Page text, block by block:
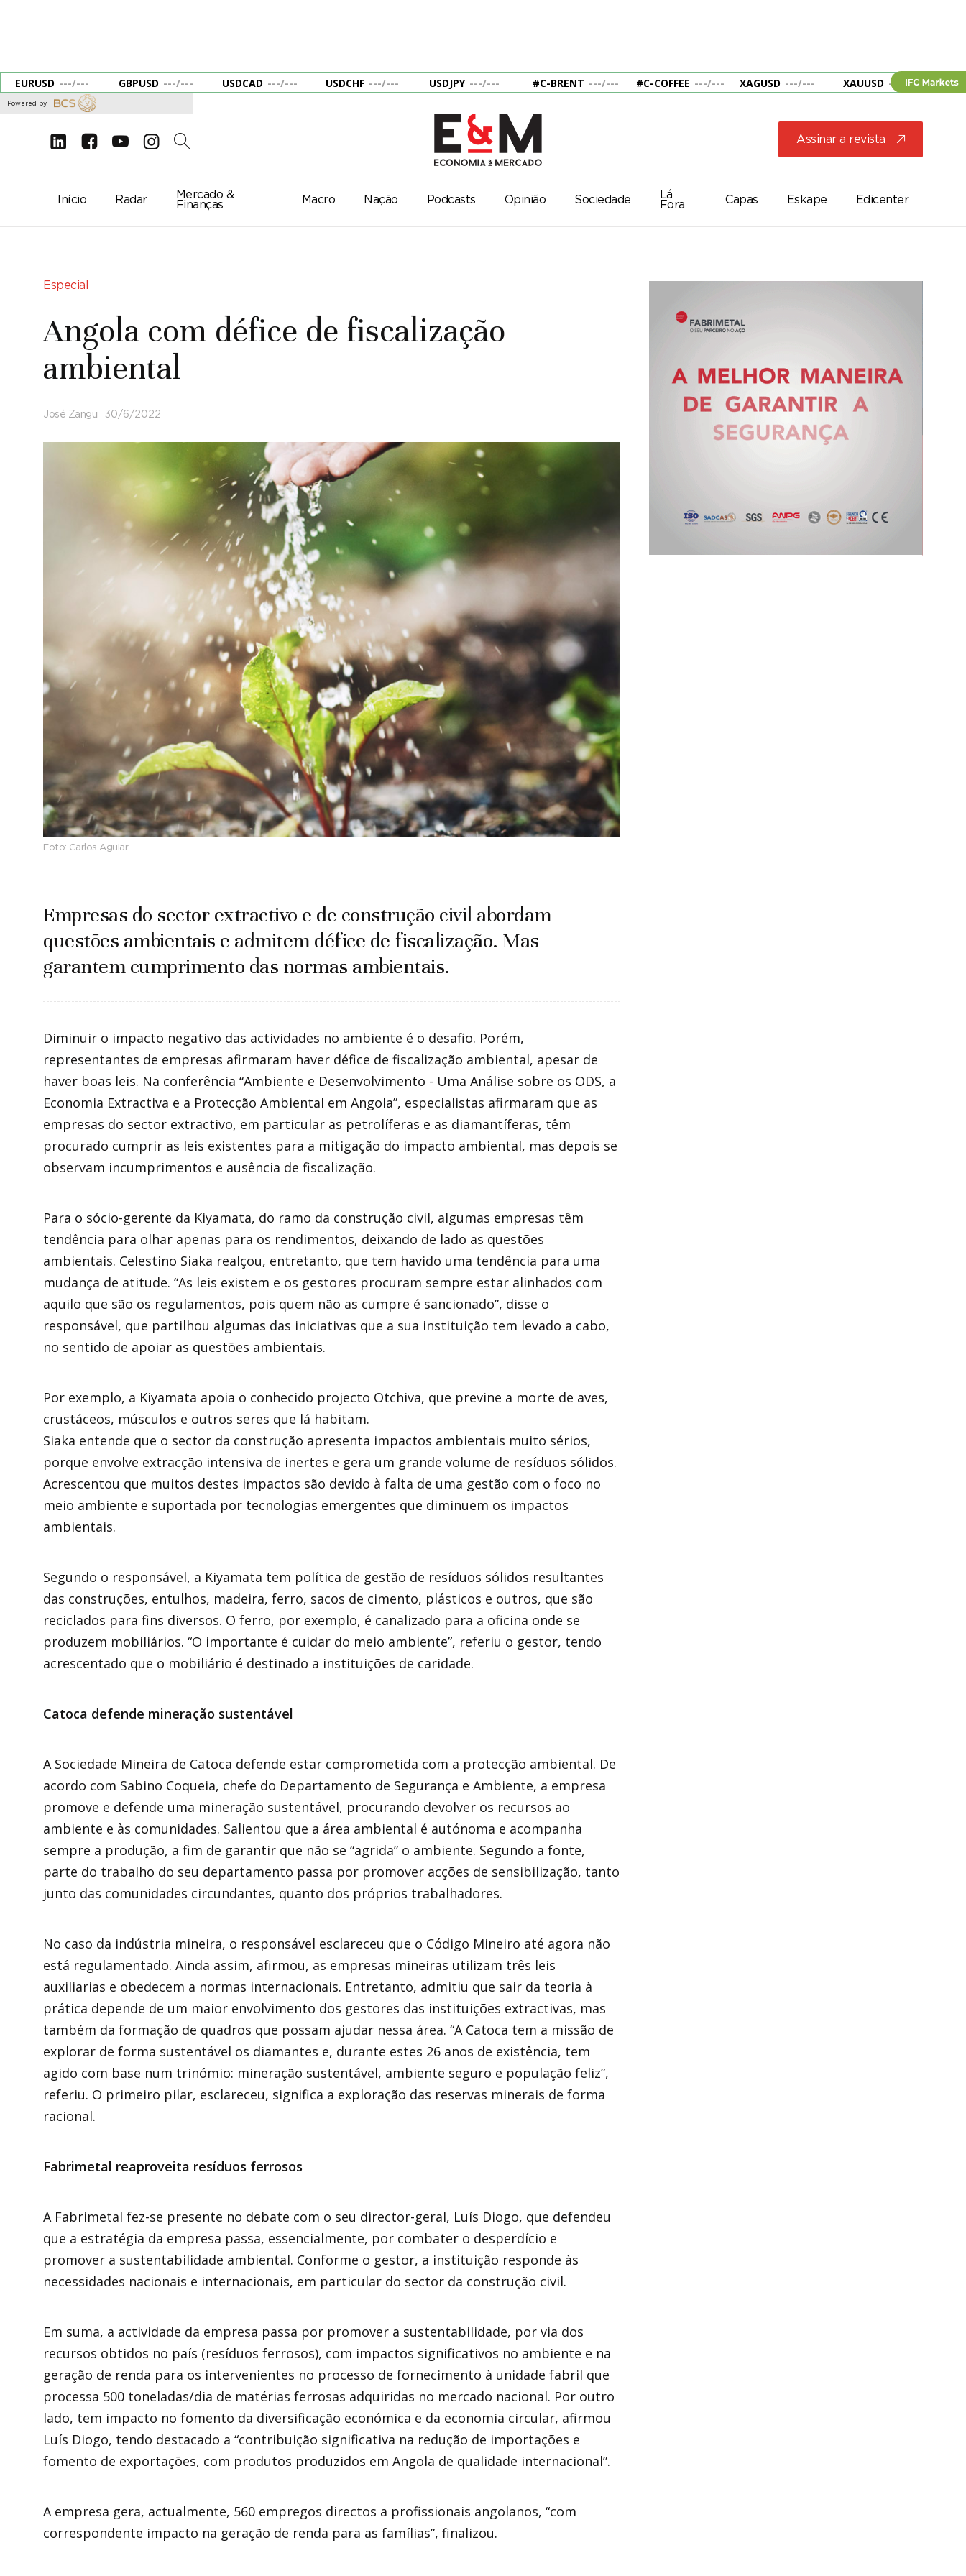
EURUSD ---/--- GBPUSD ---/--- USDCAD ---/--- USDCHF ---/--- USDJPY ---/--- #C-BRENT ---/--- #C-COFFEE ---/--- XAGUSD ---/--- XAUUSD --- ---
Powered by
d e g c 2 Assinar a revista j
Início Radar
Mercado &
Finanças
Macro Nação Podcasts Opinião Sociedade
Lá
Fora
Capas Eskape Edicenter
Especial
Angola com défice de fiscalização
ambiental
José Zangui 30/6/2022
1
2
Foto: Carlos Aguiar
Empresas do sector extractivo e de construção civil abordam
questões ambientais e admitem défice de fiscalização. Mas
garantem cumprimento das normas ambientais.
Diminuir o impacto negativo das actividades no ambiente é o desafio. Porém,
representantes de empresas afirmaram haver défice de fiscalização ambiental, apesar de
haver boas leis. Na conferência “Ambiente e Desenvolvimento - Uma Análise sobre os ODS, a
Economia Extractiva e a Protecção Ambiental em Angola”, especialistas afirmaram que as
empresas do sector extractivo, em particular as petrolíferas e as diamantíferas, têm
procurado cumprir as leis existentes para a mitigação do impacto ambiental, mas depois se
observam incumprimentos e ausência de fiscalização.
Para o sócio-gerente da Kiyamata, do ramo da construção civil, algumas empresas têm
tendência para olhar apenas para os rendimentos, deixando de lado as questões
ambientais. Celestino Siaka realçou, entretanto, que tem havido uma tendência para uma
mudança de atitude. “As leis existem e os gestores procuram sempre estar alinhados com
aquilo que são os regulamentos, pois quem não as cumpre é sancionado”, disse o
responsável, que partilhou algumas das iniciativas que a sua instituição tem levado a cabo,
no sentido de apoiar as questões ambientais.
Por exemplo, a Kiyamata apoia o conhecido projecto Otchiva, que previne a morte de aves,
crustáceos, músculos e outros seres que lá habitam.
Siaka entende que o sector da construção apresenta impactos ambientais muito sérios,
porque envolve extracção intensiva de inertes e gera um grande volume de resíduos sólidos.
Acrescentou que muitos destes impactos são devido à falta de uma gestão com o foco no
meio ambiente e suportada por tecnologias emergentes que diminuem os impactos
ambientais.
Segundo o responsável, a Kiyamata tem política de gestão de resíduos sólidos resultantes
das construções, entulhos, madeira, ferro, sacos de cimento, plásticos e outros, que são
reciclados para fins diversos. O ferro, por exemplo, é canalizado para a oficina onde se
produzem mobiliários. “O importante é cuidar do meio ambiente”, referiu o gestor, tendo
acrescentado que o mobiliário é destinado a instituições de caridade.
Catoca defende mineração sustentável
A Sociedade Mineira de Catoca defende estar comprometida com a protecção ambiental. De
acordo com Sabino Coqueia, chefe do Departamento de Segurança e Ambiente, a empresa
promove e defende uma mineração sustentável, procurando devolver os recursos ao
ambiente e às comunidades. Salientou que a área ambiental é autónoma e acompanha
sempre a produção, a fim de garantir que não se “agrida” o ambiente. Segundo a fonte,
parte do trabalho do seu departamento passa por promover acções de sensibilização, tanto
junto das comunidades circundantes, quanto dos próprios trabalhadores.
No caso da indústria mineira, o responsável esclareceu que o Código Mineiro até agora não
está regulamentado. Ainda assim, afirmou, as empresas mineiras utilizam três leis
auxiliarias e obedecem a normas internacionais. Entretanto, admitiu que sair da teoria à
prática depende de um maior envolvimento dos gestores das instituições extractivas, mas
também da formação de quadros que possam ajudar nessa área. “A Catoca tem a missão de
explorar de forma sustentável os diamantes e, durante estes 26 anos de existência, tem
agido com base num trinómio: mineração sustentável, ambiente seguro e população feliz”,
referiu. O primeiro pilar, esclareceu, significa a exploração das reservas minerais de forma
racional.
Fabrimetal reaproveita resíduos ferrosos
A Fabrimetal fez-se presente no debate com o seu director-geral, Luís Diogo, que defendeu
que a estratégia da empresa passa, essencialmente, por combater o desperdício e
promover a sustentabilidade ambiental. Conforme o gestor, a instituição responde às
necessidades nacionais e internacionais, em particular do sector da construção civil.
Em suma, a actividade da empresa passa por promover a sustentabilidade, por via dos
recursos obtidos no país (resíduos ferrosos), com impactos significativos no ambiente e na
geração de renda para os intervenientes no processo de fornecimento à unidade fabril que
processa 500 toneladas/dia de matérias ferrosas adquiridas no mercado nacional. Por outro
lado, tem impacto no fomento da diversificação económica e da economia circular, afirmou
Luís Diogo, tendo destacado a “contribuição significativa na redução de importações e
fomento de exportações, com produtos produzidos em Angola de qualidade internacional”.
A empresa gera, actualmente, 560 empregos directos a profissionais angolanos, “com
correspondente impacto na geração de renda para as famílias”, finalizou.